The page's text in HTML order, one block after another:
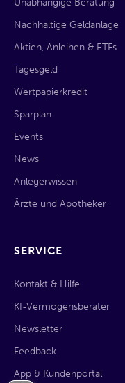
Nachhaltige Geldanlage
Aktien, Anleihen & ETFs
Tagesgeld
Wertpapierkredit
Sparplan
Events
News
Anlegerwissen
Ärzte und Apotheker
SERVICE
Kontakt & Hilfe
KI-Vermögensberater
Newsletter
Feedback
App & Kundenportal